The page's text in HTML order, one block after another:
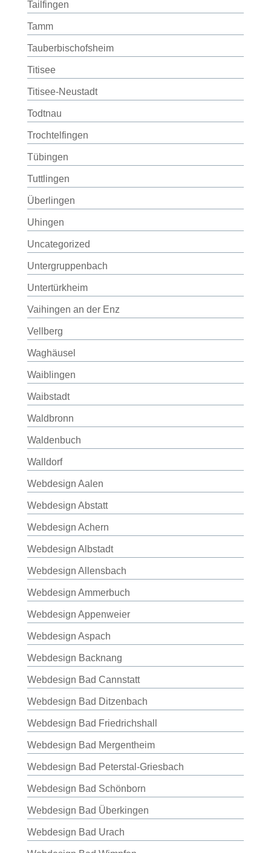
Tailfingen
Tamm
Tauberbischofsheim
Titisee
Titisee-Neustadt
Todtnau
Trochtelfingen
Tübingen
Tuttlingen
Überlingen
Uhingen
Uncategorized
Untergruppenbach
Untertürkheim
Vaihingen an der Enz
Vellberg
Waghäusel
Waiblingen
Waibstadt
Waldbronn
Waldenbuch
Walldorf
Webdesign Aalen
Webdesign Abstatt
Webdesign Achern
Webdesign Albstadt
Webdesign Allensbach
Webdesign Ammerbuch
Webdesign Appenweier
Webdesign Aspach
Webdesign Backnang
Webdesign Bad Cannstatt
Webdesign Bad Ditzenbach
Webdesign Bad Friedrichshall
Webdesign Bad Mergentheim
Webdesign Bad Peterstal-Griesbach
Webdesign Bad Schönborn
Webdesign Bad Überkingen
Webdesign Bad Urach